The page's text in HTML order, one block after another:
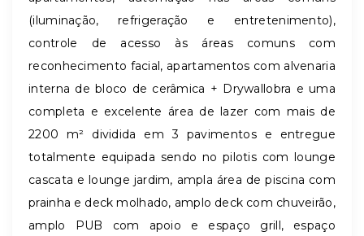
(iluminação, refrigeração e entretenimento),
controle de acesso às áreas comuns com
reconhecimento facial, apartamentos com alvenaria
interna de bloco de cerâmica + Drywallobra e uma
completa e excelente área de lazer com mais de
2200 m² dividida em 3 pavimentos e entregue
totalmente equipada sendo no pilotis com lounge
cascata e lounge jardim, ampla área de piscina com
prainha e deck molhado, amplo deck com chuveirão,
amplo PUB com apoio e espaço grill, espaço